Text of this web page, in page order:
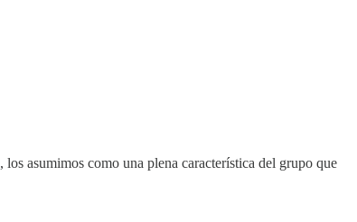
, los asumimos como una plena característica del grupo que